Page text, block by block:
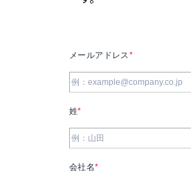
メールアドレス*
姓*
会社名*